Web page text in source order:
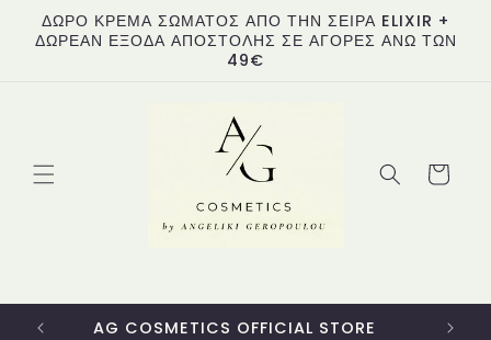
μετάβαση
στο
περιεχόμενο
ΔΩΡΟ ΚΡΕΜΑ ΣΩΜΑΤΟΣ ΑΠΟ ΤΗΝ ΣΕΙΡΑ ELIXIR +
ΔΩΡΕΑΝ ΕΞΟΔΑ ΑΠΟΣΤΟΛΗΣ ΣΕ ΑΓΟΡΕΣ ΑΝΩ ΤΩΝ
49€
Καλάθι
AG COSMETICS OFFICIAL STORE